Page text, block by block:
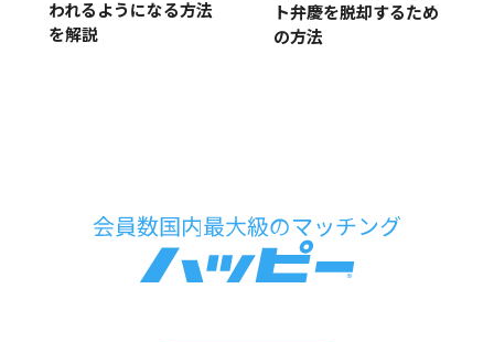
われるようになる方法
を解説
ト弁慶を脱却するため
の方法